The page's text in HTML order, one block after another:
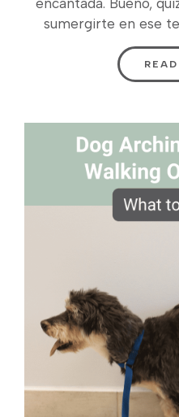
encantada. Bueno,
sumergirte en ese